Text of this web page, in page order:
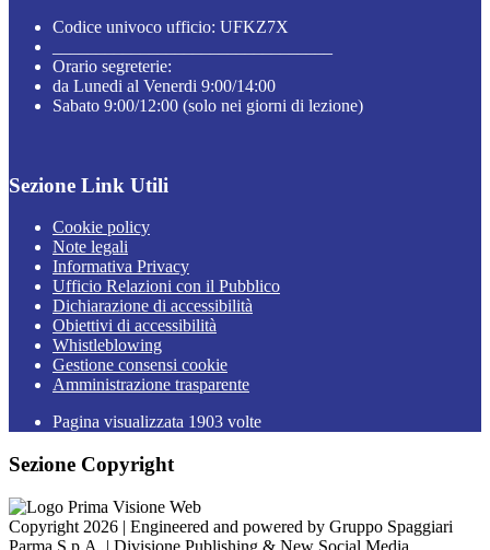
Codice univoco ufficio: UFKZ7X
Orario segreterie:
da Lunedi al Venerdi 9:00/14:00
Sabato 9:00/12:00 (solo nei giorni di lezione)
Sezione Link Utili
Cookie policy
Note legali
Informativa Privacy
Ufficio Relazioni con il Pubblico
Dichiarazione di accessibilità
Obiettivi di accessibilità
Whistleblowing
Gestione consensi cookie
Amministrazione trasparente
Pagina visualizzata 1903 volte
Sezione Copyright
Copyright 2026 | Engineered and powered by Gruppo Spaggiari
Parma S.p.A. | Divisione Publishing & New Social Media